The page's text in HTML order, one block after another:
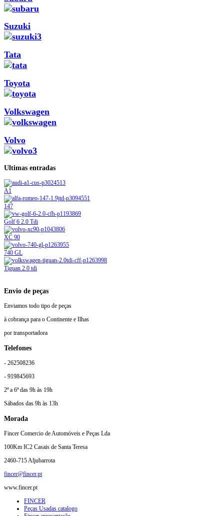
Suzuki
Tata
Toyota
Volkswagen
Volvo
Ultimas entradas
A1
147
Golf 6 2.0 Tdi
XC 90
740 GL
Tiguan 2.0 tdi
Envio de peças
Enviamos todo tipo de peças
à cobrança para o Continente e Ilhas
por transportadora
Telefones
- 262508236
- 919845693
2ª a 6ª das 9h às 19h
Sábados das 9h às 13h
Morada
Fincer Comercio de Automóveis e Peças Lda
100Km IC2 Casais de Santa Teresa
2460-715 Aljubarrota
fincer@fincer.pt
www.fincer.pt
FINCER
Peças Usadas catalogo